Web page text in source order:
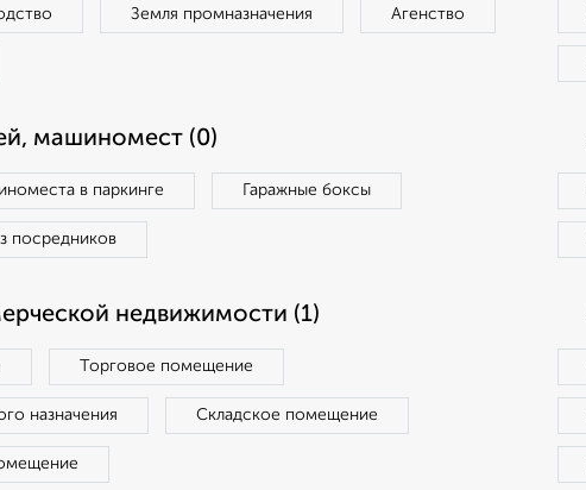
Земля промназначения Агенство
машиномест (0)
в паркинге Гаражные боксы
посредников
недвижимости (1)
Торговое помещение
назначения Складское помещение